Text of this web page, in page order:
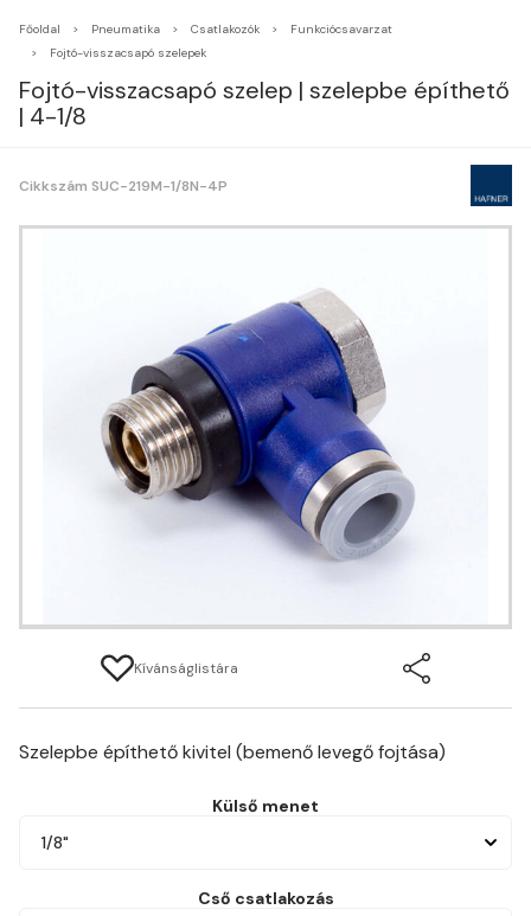
Főoldal Pneumatika Csatlakozók
Funkciócsavarzat
Fojtó-visszacsapó szelepek
Fojtó-visszacsapó szelep | szelepbe építhető
| 4-1/8
Cikkszám SUC-219M-1/8N-4P
Kívánságlistára
Szelepbe építhető kivitel (bemenő levegő fojtása)
Külső menet
1/8"
Cső csatlakozás